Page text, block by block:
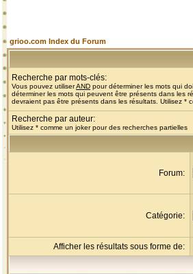
grioo.com Index du Forum
Recherche par mots-clés:
Vous pouvez utiliserAND pour déterminer les mots qui
déterminer les mots qui peuvent être présents dans les
devraient pas être présents dans les résultats. Utilisez *
Recherche par auteur:
Utilisez * comme un joker pour des recherches partielles
Forum:
Catégorie:
Afficher les résultats sous forme de: